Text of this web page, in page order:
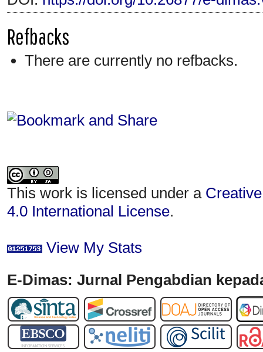
Refbacks
There are currently no refbacks.
This work is licensed under a
4.0 International License.
View My Stats
E-Dimas: Jurnal Pengabdian